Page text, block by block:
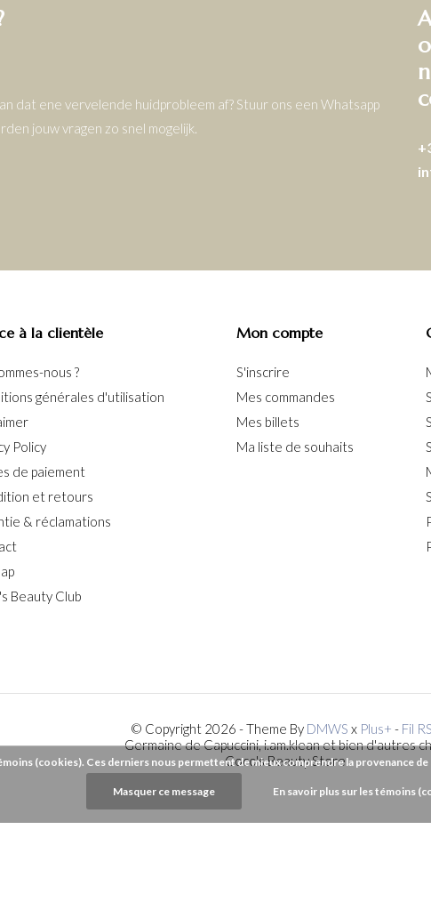
dat ene vervelende huidprobleem af? Stuur ons een Whatsapp
jouw vragen zo snel mogelijk.
à la clientèle
nous ?
générales d'utilisation
Policy
de paiement
et retours
& réclamations
Beauty Club
Mon compte
S'inscrire
Mes commandes
Mes billets
Ma liste de souhaits
© Copyright 2026 - Theme By DMWS x Plus+ - Fil
Germaine de Capuccini, i.am.klean et bien d'autres
Coco's Beauty Store
(cookies). Ces derniers nous permettent de mieux comprendre la provenance
Masquer ce message En savoir plus sur les témoins